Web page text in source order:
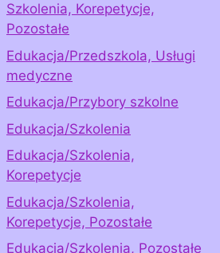
Szkolenia, Korepetycje,
Pozostałe
Edukacja/Przedszkola, Usługi
medyczne
Edukacja/Przybory szkolne
Edukacja/Szkolenia
Edukacja/Szkolenia,
Korepetycje
Edukacja/Szkolenia,
Korepetycje, Pozostałe
Edukacja/Szkolenia, Pozostałe